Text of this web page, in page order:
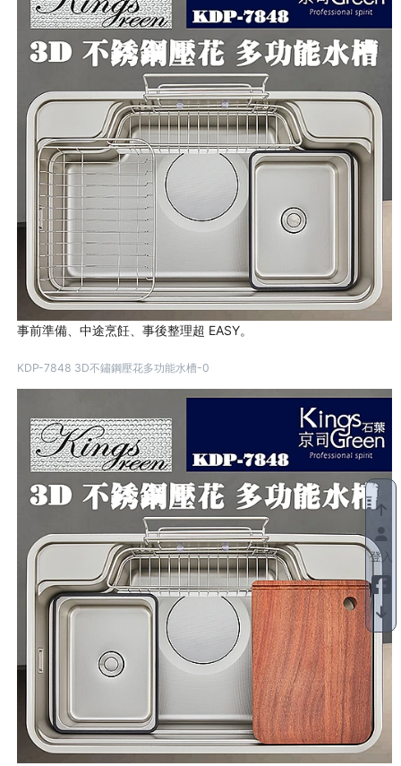
事前準備、中途烹飪、事後整理超 EASY。
KDP-7848 3D不鏽鋼壓花多功能水槽-0
登入